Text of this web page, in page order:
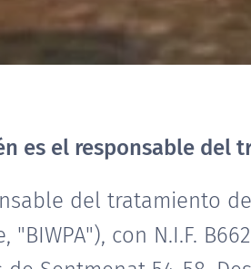
es el responsable del
del tratamiento
"BIWPA"), con N.I.F.